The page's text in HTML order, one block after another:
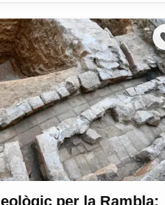
per la Rambla: